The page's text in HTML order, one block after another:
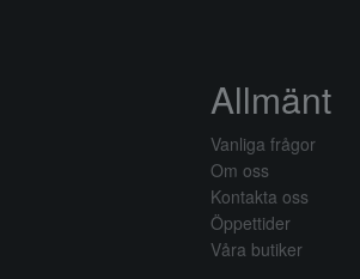
Allmänt
Vanliga frågor
Om oss
Kontakta oss
Öppettider
Våra butiker